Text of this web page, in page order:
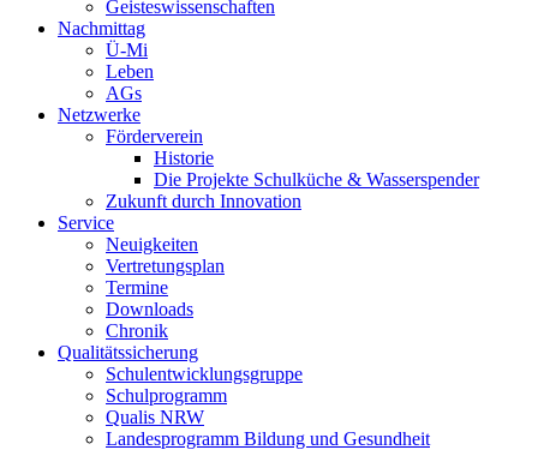
Geisteswissenschaften
Nachmittag
Ü-Mi
Leben
AGs
Netzwerke
Förderverein
Historie
Die Projekte Schulküche & Wasserspender
Zukunft durch Innovation
Service
Neuigkeiten
Vertretungsplan
Termine
Downloads
Chronik
Qualitätssicherung
Schulentwicklungsgruppe
Schulprogramm
Qualis NRW
Landesprogramm Bildung und Gesundheit